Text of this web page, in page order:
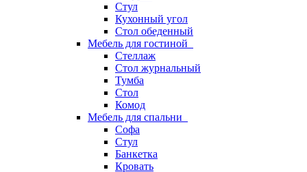
Стул
Кухонный угол
Стол обеденный
Мебель для гостиной
Стеллаж
Стол журнальный
Тумба
Стол
Комод
Мебель для спальни
Софа
Стул
Банкетка
Кровать